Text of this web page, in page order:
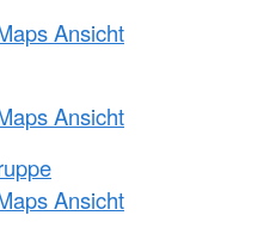
Ansicht
Ansicht
Ansicht